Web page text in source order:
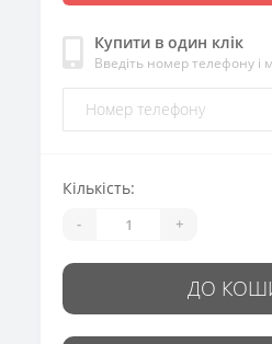
Купити в один клік
Введіть номер телефону
Кількість:
- +
ДО